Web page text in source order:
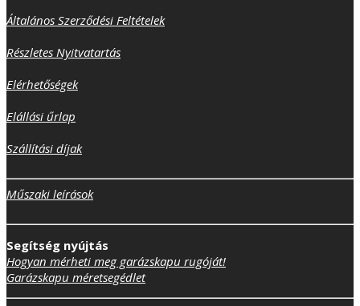
Általános Szerződési Feltételek
Részletes Nyitvatartás
Elérhetőségek
Elállási űrlap
Szállítási díjak
Műszaki leírások
Segítség nyújtás
Hogyan mérheti meg garázskapu rugóját!
Garázskapu méretsegédlet